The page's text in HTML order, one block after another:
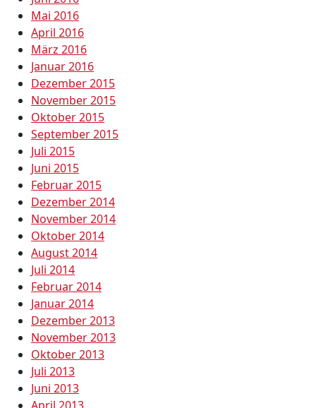
Mai 2016
April 2016
März 2016
Januar 2016
Dezember 2015
November 2015
Oktober 2015
September 2015
Juli 2015
Juni 2015
Februar 2015
Dezember 2014
November 2014
Oktober 2014
August 2014
Juli 2014
Februar 2014
Januar 2014
Dezember 2013
November 2013
Oktober 2013
Juli 2013
Juni 2013